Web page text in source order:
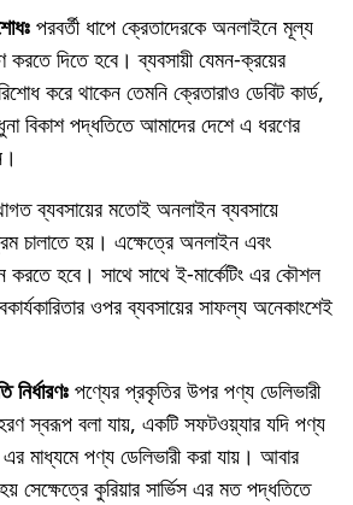
পরবর্তী ধাপে ক্রেতাদেরকে অনলাইনে মূল্য
করতে দিতে হবে। ব্যবসায়ী যেমন-ক্রয়ের
করে থাকেন তেমনি ক্রেতারাও ডেবিট কার্ড,
বিকাশ পদ্ধতিতে আমাদের দেশে এ ধরণের
ব্যবসায়ের মতোই অনলাইন ব্যবসায়ে
চালাতে হয়। এক্ষেত্রে অনলাইন এবং
করতে হবে। সাথে সাথে ই-মার্কেটিং এর কৌশল
ওপর ব্যবসায়ের সাফল্য অনেকাংশেই
পণ্যের প্রকৃতির উপর পণ্য ডেলিভারী
স্বরূপ বলা যায়, একটি সফটওয়্যার যদি পণ্য
মাধ্যমে পণ্য ডেলিভারী করা যায়। আবার
সেক্ষেত্রে কুরিয়ার সার্ভিস এর মত পদ্ধতিতে